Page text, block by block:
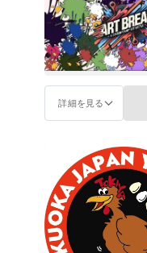
詳細を見る